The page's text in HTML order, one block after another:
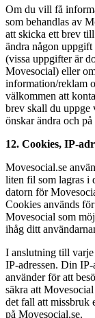
Om du vill få
som behandlas av
att skicka ett brev
ändra någon
(vissa uppgifter är
Movesocial) eller
information/reklam
välkommen att
brev skall du uppge
önskar ändra och
12. Cookies, IP-
Movesocial.se
liten fil som lagras i
datorn för
Cookies används
Movesocial som
ihåg ditt
I anslutning till varje
IP-adressen. Din IP-
använder för att
säkra att
det fall att missbruk
på Movesocial.se.